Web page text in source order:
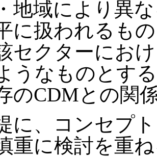
地域により異
に扱われるも
セクターにお
うなものとす
のCDMとの関
に、コンセプ
重に検討を重